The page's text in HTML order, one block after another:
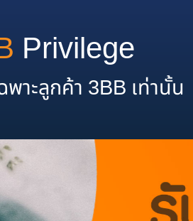
Privilege
าะลูกค้า 3BB เท่านั้น